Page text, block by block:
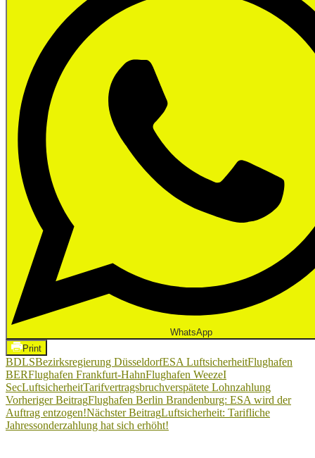
WhatsApp
Print
BDLSBezirksregierung DüsseldorfESA LuftsicherheitFlughafen
BERFlughafen Frankfurt-HahnFlughafen WeezeI
SecLuftsicherheitTarifvertragsbruchverspätete Lohnzahlung
Beitragsnavigation
Vorheriger BeitragFlughafen Berlin Brandenburg: ESA wird der
Auftrag entzogen!Nächster BeitragLuftsicherheit: Tarifliche
Jahressonderzahlung hat sich erhöht!